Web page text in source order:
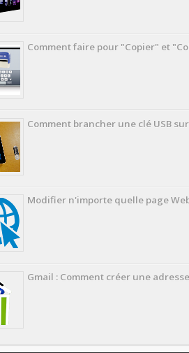
Comment faire pour "Copier" et
Comment brancher une clé USB
Modifier n'importe quelle page
Gmail : Comment créer une